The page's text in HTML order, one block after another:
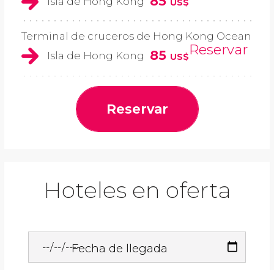
US$
Terminal de cruceros de Hong Kong Ocean
Isla de Hong Kong 85 US$Reservar
Reservar
Hoteles en oferta
Fecha de llegada